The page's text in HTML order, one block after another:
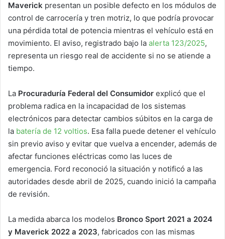
Maverick presentan un posible defecto en los módulos de
control de carrocería y tren motriz, lo que podría provocar
una pérdida total de potencia mientras el vehículo está en
movimiento. El aviso, registrado bajo la alerta 123/2025,
representa un riesgo real de accidente si no se atiende a
tiempo.
La Procuraduría Federal del Consumidor explicó que el
problema radica en la incapacidad de los sistemas
electrónicos para detectar cambios súbitos en la carga de
la batería de 12 voltios. Esa falla puede detener el vehículo
sin previo aviso y evitar que vuelva a encender, además de
afectar funciones eléctricas como las luces de
emergencia. Ford reconoció la situación y notificó a las
autoridades desde abril de 2025, cuando inició la campaña
de revisión.
La medida abarca los modelos Bronco Sport 2021 a 2024
y Maverick 2022 a 2023, fabricados con las mismas